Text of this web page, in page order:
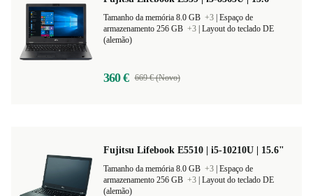
Tamanho da memória 8.0 GB +3 Espaço de
armazenamento 256 GB +3 Layout do teclado DE
(alemão)
360 € 669 € (Novo)
Fujitsu Lifebook E5510 | i5-10210U | 15.6"
Tamanho da memória 8.0 GB +3 Espaço de
armazenamento 256 GB +3 Layout do teclado DE
(alemão)